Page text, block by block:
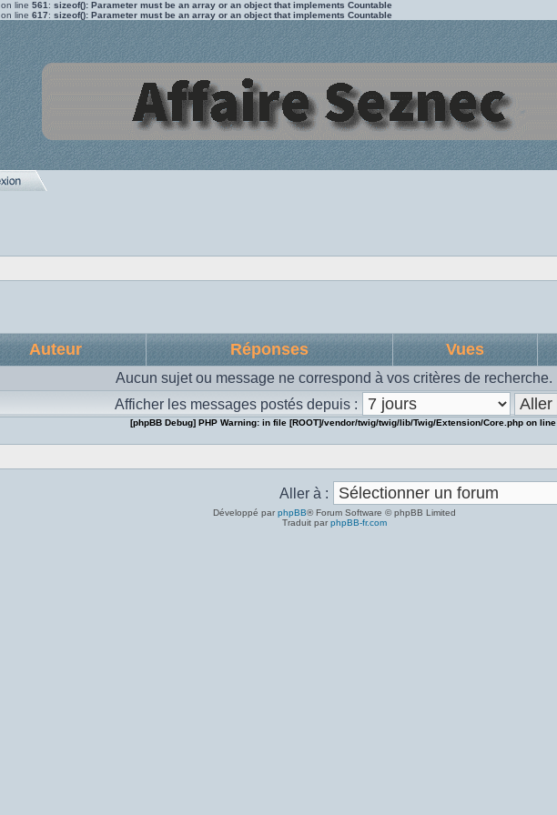
on line 561 : sizeof(): Parameter must be an array or an object that implements Countable
on line 617: sizeof(): Parameter must be an array or an object that implements Countable
Auteur Réponses Vues
Aucun sujet ou message ne correspond à vos critères de recherche.
Afficher les messages postés depuis :
[phpBB Debug] PHP Warning: in file [ROOT]/vendor/twig/twig/lib/Twig/Extension/Core.php on line
Aller à :
Développé par phpBB® Forum Software © phpBB Limited
Traduit par phpBB-fr.com